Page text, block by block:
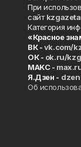
При
сайт
Категория
«Красное
ВК -vk.com/
ОК - ok.ru/
MAKC -
Я.Дзен -
Об